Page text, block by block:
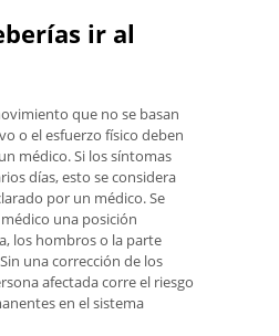
ir al
que no se basan
o el esfuerzo físico deben
médico. Si los síntomas
días, esto se considera
por un médico. Se
una posición
los hombros o la parte
una corrección de los
afectada corre el riesgo
en el sistema